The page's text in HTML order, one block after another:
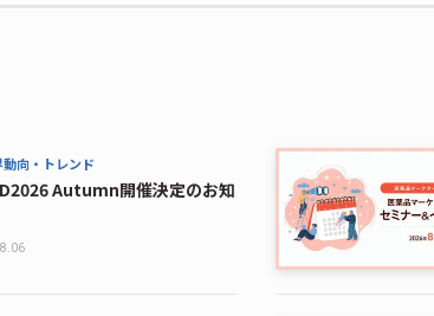
動向・トレンド
Autumn開催決定のお知